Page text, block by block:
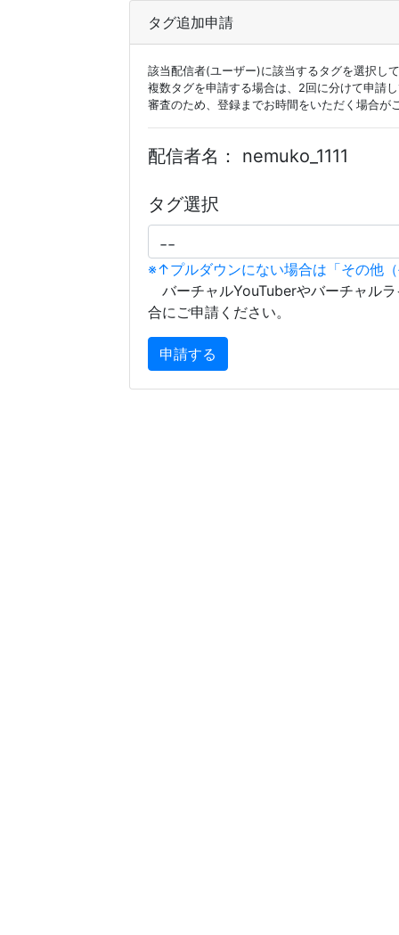
タグ追加申請
該当配信者(ユーザー)に該当するタグを選択し
複数タグを申請する場合は、2回に分けて申請
審査のため、登録までお時間をいただく場合が
配信者名： nemuko_1111
タグ選択
※↑プルダウンにない場合は「その他
バーチャルYouTuberやバーチャル
合にご申請ください。
申請する